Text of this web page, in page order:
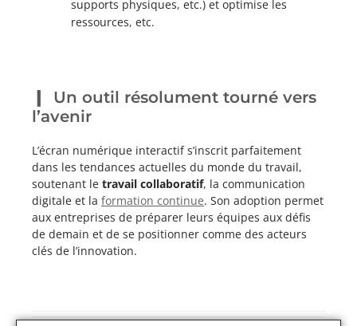
supports physiques, etc.) et optimise les
ressources, etc.
Un outil résolument tourné vers
l’avenir
L’écran numérique interactif s’inscrit parfaitement
dans les tendances actuelles du monde du travail,
soutenant le travail collaboratif, la communication
digitale et la formation continue. Son adoption permet
aux entreprises de préparer leurs équipes aux défis
de demain et de se positionner comme des acteurs
clés de l’innovation.